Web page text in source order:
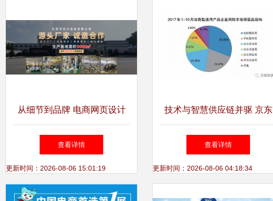
从细节到品牌 电商网页设计
中垃圾袋包装的视觉历程诠释
查看详情
更新时间：2026-08-06 15:01:19
技术与智慧供应链并驱 京东
如何撬动万亿级企业级市场
查看详情
更新时间：2026-08-06 04:18:34